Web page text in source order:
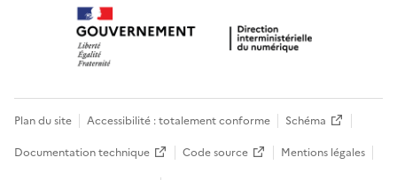
Plan du site Accessibilité : totalement conforme
Schéma
Documentation technique
Code source
Mentions légales